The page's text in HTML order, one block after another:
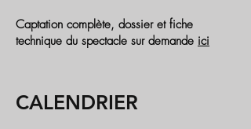
Captation complète, dossier et fiche
technique du spectacle sur demande ici
CALENDRIER